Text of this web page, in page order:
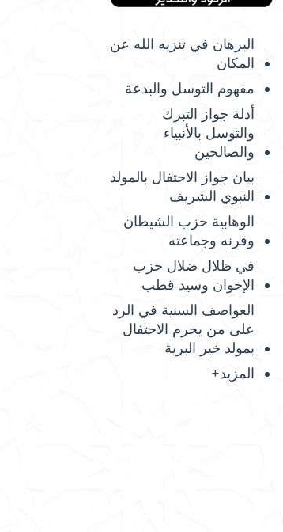
البرهان في تنزيه الله عن
المكان
مفهوم التوسل والبدعة
أدلة جواز التبرك
والتوسل بالأنبياء
والصالحين
بيان جواز الاحتفال بالمولد
النبوي الشريف
الوهابية حزب الشيطان
وقرنه وجماعته
في ظلال ضلال حزب
الإخوان وسيد قطب
العواصف السنية في الرد
على من يحرم الاحتفال
بمولد خير البرية
المزيد+